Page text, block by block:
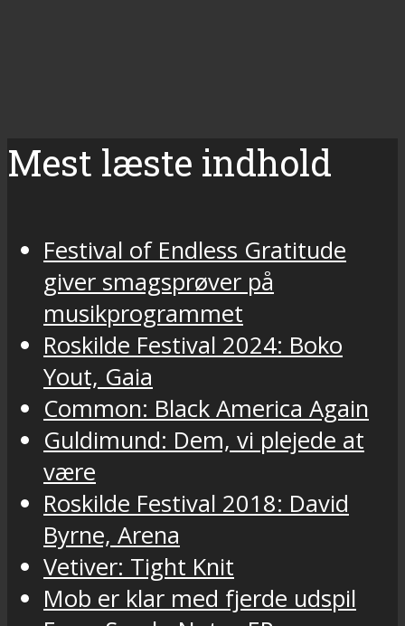
Mest læste indhold
Festival of Endless Gratitude
giver smagsprøver på
musikprogrammet
Roskilde Festival 2024: Boko
Yout, Gaia
Common: Black America Again
Guldimund: Dem, vi plejede at
være
Roskilde Festival 2018: David
Byrne, Arena
Vetiver: Tight Knit
Mob er klar med fjerde udspil